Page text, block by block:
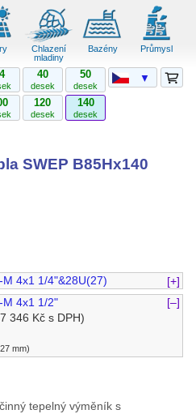
Chlazení
mladiny
Bazény Průmysl
40
desek
50
desek
120
desek
140
desek
SWEP B85Hx140
M 4x1 1/4"&28U(27)
[+]
M 4x1 1/2"
[–]
346 Kč s DPH)
mm)
tepelný výměník s
▼